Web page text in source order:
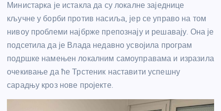
Министарка је истакла да су локалне заједнице
кључне у борби против насиља, јер се управо на том
нивоу проблеми најбрже препознају и решавају. Она је
подсетила да је Влада недавно усвојила програм
подршке намењен локалним самоуправама и изразила
очекивање да ће Трстеник наставити успешну
сарадњу кроз нове пројекте.